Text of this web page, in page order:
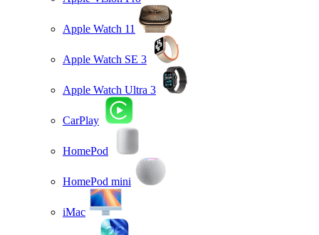
Apple Watch 11
Apple Watch SE 3
Apple Watch Ultra 3
CarPlay
HomePod
HomePod mini
iMac